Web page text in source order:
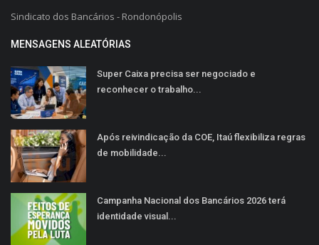
Sindicato dos Bancários - Rondonópolis
MENSAGENS ALEATÓRIAS
Super Caixa precisa ser negociado e
reconhecer o trabalho...
Após reivindicação da COE, Itaú flexibiliza regras
de mobilidade...
Campanha Nacional dos Bancários 2026 terá
identidade visual...